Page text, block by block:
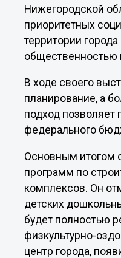
Нижегородской
приоритетных
территории
В ходе своего
планирование, а
подход позволяет
федерального
Основным итогом
программ по
комплексов. Он
детских
будет полностью
физкультурно-
центр города,